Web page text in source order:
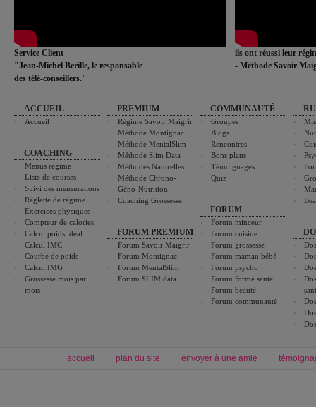
Service Client
"Jean-Michel Berille, le responsable
des télé-conseillers."
ils ont réussi leur
- Méthode Savoir
ACCUEIL
Accueil
COACHING
Menus régime
Liste de courses
Suivi des mensurations
Réglette de régime
Exercices physiques
Compteur de calories
Calcul poids idéal
Calcul IMC
Courbe de poids
Calcul IMG
Grossesse mois par
mois
PREMIUM
Régime Savoir Maigrir
Méthode Montignac
Méthode MentalSlim
Méthode Slim Data
Méthodes Naturelles
Méthode Chrono-
Géno-Nutrition
Coaching Grossesse
FORUM PREMIUM
Forum Savoir Maigrir
Forum Montignac
Forum MentalSlim
Forum SLIM data
COMMUNAUTÉ
Groupes
Blogs
Rencontres
Bons plans
Témoignages
Quiz
FORUM
Forum minceur
Forum cuisine
Forum grossesse
Forum maman bébé
Forum psycho
Forum forme santé
Forum beauté
Forum communauté
accueil plan du site envoyer à une amie